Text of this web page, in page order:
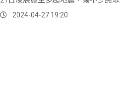
2024-04-27 19:20